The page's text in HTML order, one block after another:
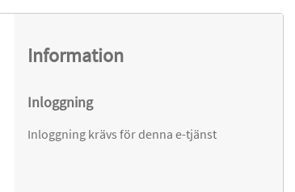
Information
Inloggning
Inloggning krävs för denna e-tjänst